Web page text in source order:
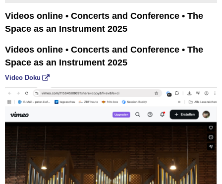
Videos online • Concerts and Conference • The
Space as an Instrument 2025
Videos online • Concerts and Conference • The
Space as an Instrument 2025
Video Doku